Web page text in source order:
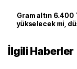
Gram altın 6.400
yükselecek mi,
İlgili Haberler